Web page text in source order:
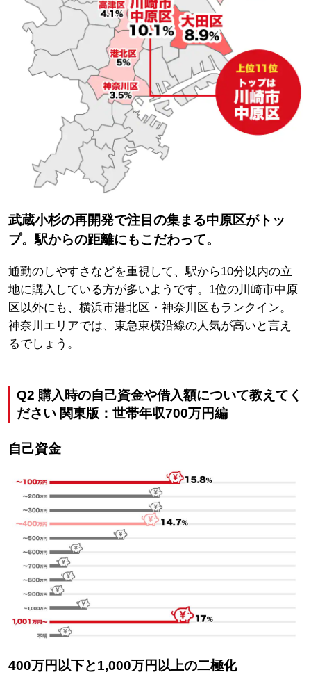
武蔵小杉の再開発で注目の集まる中原区がトッ
プ。駅からの距離にもこだわって。
通勤のしやすさなどを重視して、駅から10分以内の立
地に購入している方が多いようです。1位の川崎市中原
区以外にも、横浜市港北区・神奈川区もランクイン。
神奈川エリアでは、東急東横沿線の人気が高いと言え
るでしょう。
Q2 購入時の自己資金や借入額について教えてく
ださい 関東版：世帯年収700万円編
自己資金
400万円以下と1,000万円以上の二極化